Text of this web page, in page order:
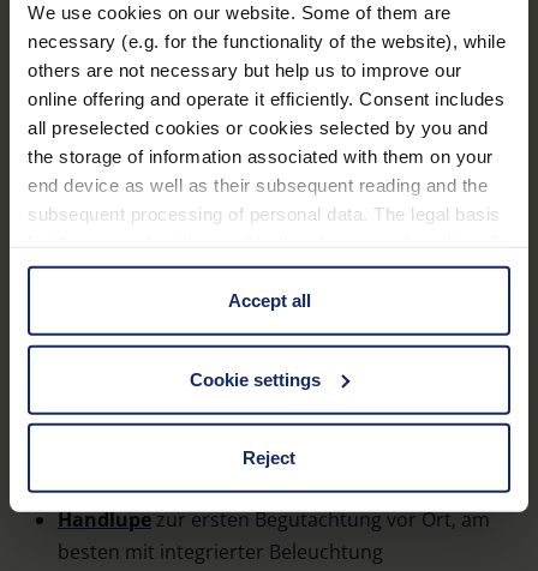
We use cookies on our website. Some of them are
necessary (e.g. for the functionality of the website), while
others are not necessary but help us to improve our
online offering and operate it efficiently. Consent includes
all preselected cookies or cookies selected by you and
the storage of information associated with them on your
end device as well as their subsequent reading and the
subsequent processing of personal data. The legal basis
information is Art. 25 para. 1 TDDDG and with regard to
the processing of personal data Art. 6 para. 1 lit. a
GDPR. We also use cookies from third-party providers.
cases, the consent in these cases the transfer of data to
third countries, in particular to the U.S.A.
clicking on the "Accept all" button or change your mind by
clicking on "Reject". You can access your settings at any
Accept all
Cookie settings
Reject
zusammenstellen:
Geologischer Hammer zum vorsichtigen
Aufschlagen von Gestein
Meißel in verschiedenen Größen zum Freilegen
der Funde
Schutzbrille zum Schutz vor Steinsplittern
Rucksack oder stabile Tasche für Werkzeug und
Fundstücke
Kleine Dosen, Tüten oder Kartons zur sicheren
Notizbuch oder Fundprotokoll zur
Handlupezur ersten Begutachtung vor Ort, am
besten mit integrierter Beleuchtung